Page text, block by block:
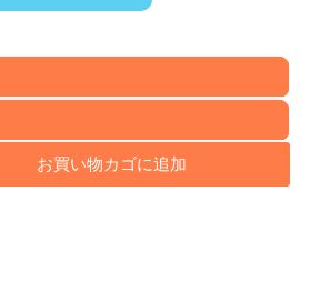
お買い物カゴに追加